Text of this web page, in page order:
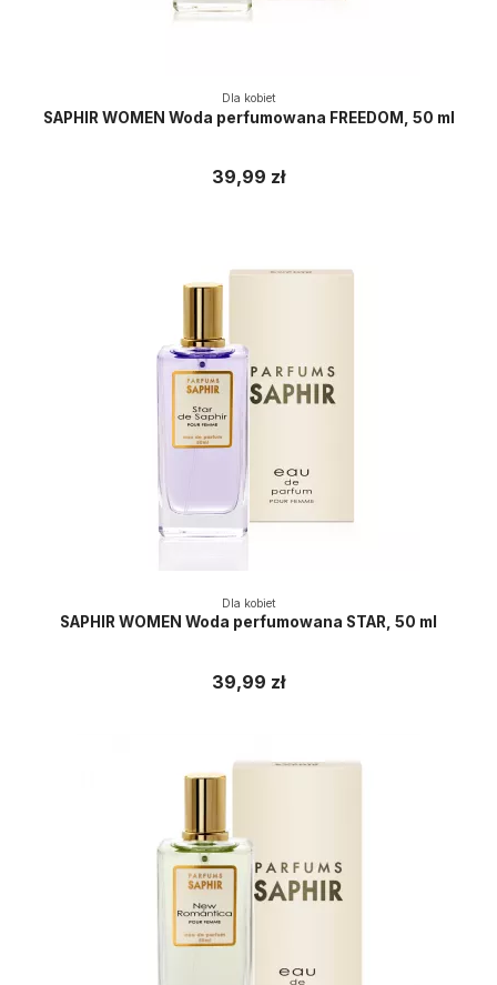
Dla kobiet
SAPHIR WOMEN Woda perfumowana FREEDOM, 50 ml
39,99 zł
Dla kobiet
SAPHIR WOMEN Woda perfumowana STAR, 50 ml
39,99 zł